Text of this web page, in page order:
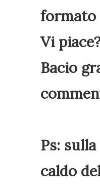
formato
Vi
Bacio
Ps:
caldo